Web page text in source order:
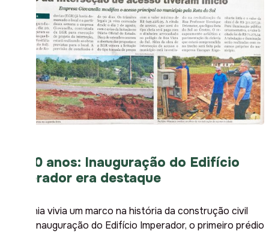
Há 20 anos: Inauguração do Edifício
Imperador era destaque
Teutônia vivia um marco na história da construção civil
com a inauguração do Edifício Imperador, o primeiro prédio